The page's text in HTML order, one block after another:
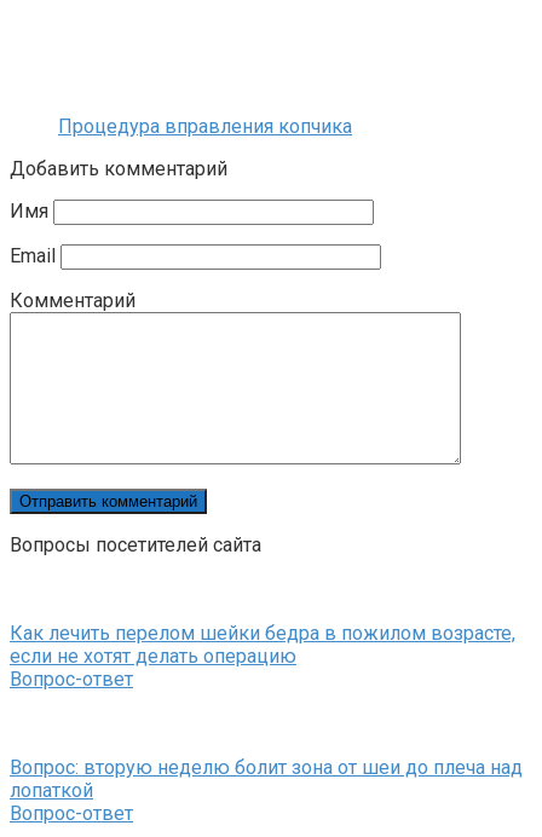
Процедура вправления копчика
Добавить комментарий
Имя
Email
Комментарий
Вопросы посетителей сайта
Как лечить перелом шейки бедра в пожилом возрасте,
если не хотят делать операцию
Вопрос-ответ
Вопрос: вторую неделю болит зона от шеи до плеча над
лопаткой
Вопрос-ответ